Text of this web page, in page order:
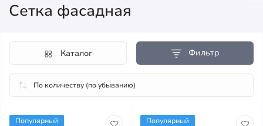
Сетка фасадная
Фильтр
Каталог
Популярный Популярный